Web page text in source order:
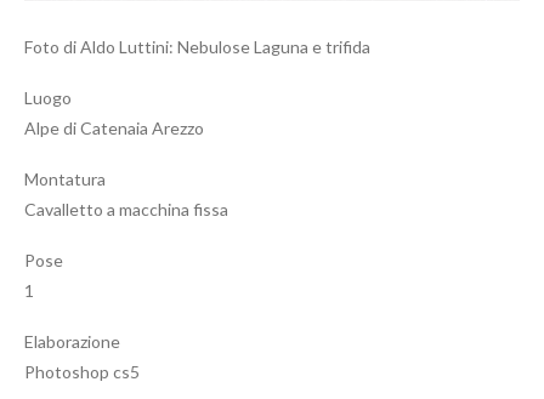
Foto di Aldo Luttini: Nebulose Laguna e trifida
Luogo
Alpe di Catenaia Arezzo
Montatura
Cavalletto a macchina fissa
Pose
1
Elaborazione
Photoshop cs5